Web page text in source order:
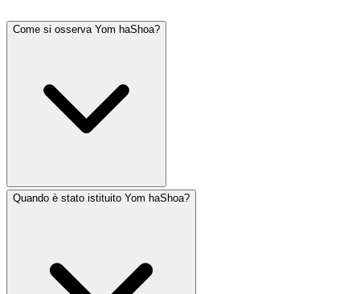
Come si osserva Yom haShoa?
l'accensione di sei candele commemorative (che
rappresentano i sei milioni) e la lettura dei nomi delle
Quando è stato istituito Yom haShoa?